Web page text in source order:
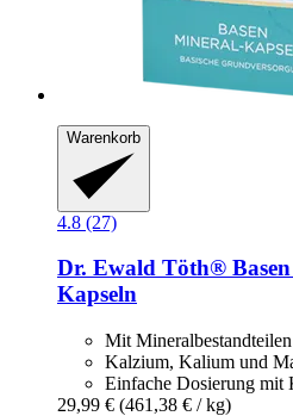
Warenkorb
4.8 (27)
Dr. Ewald Töth®
Kapseln
Mit Mineralbestandteilen
Kalzium, Kalium und
Einfache Dosierung mit
29,99 € (461,38 € / kg)